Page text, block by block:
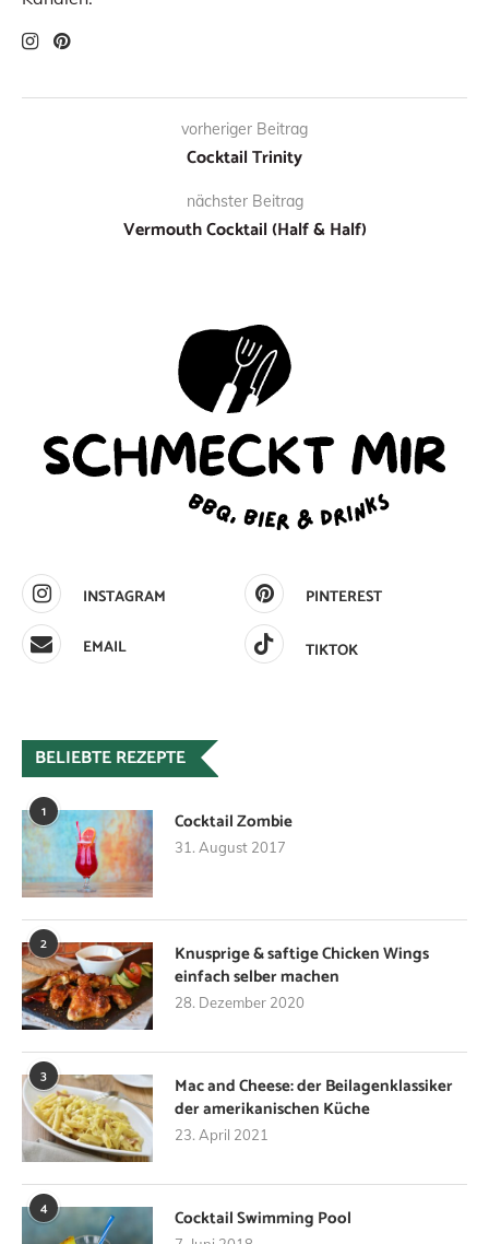
vorheriger Beitrag
Cocktail Trinity
nächster Beitrag
Vermouth Cocktail (Half & Half)
INSTAGRAM
PINTEREST
EMAIL
TIKTOK
BELIEBTE REZEPTE
1 Cocktail Zombie
31. August 2017
2
Knusprige & saftige Chicken Wings
einfach selber machen
28. Dezember 2020
3
Mac and Cheese: der Beilagenklassiker
der amerikanischen Küche
23. April 2021
4 Cocktail Swimming Pool